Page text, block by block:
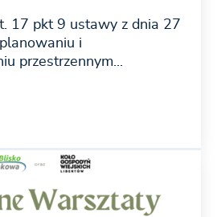
17 pkt 9 ustawy z dnia 27
i
przestrzennym...